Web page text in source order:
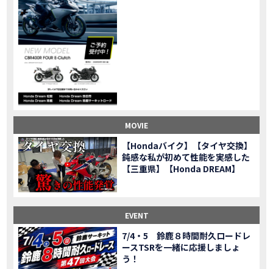
MOVIE 【ホンダドリーム鈴鹿サーキットロード】オープン当日イベントレポ！
MOVIE 【鈴鹿サーキットに近い！】ホンダドリーム鈴鹿サーキットロードOPEN！ #茉ひる
MOVIE CL500売却！X-ADVオーナーの素直な理由。〇〇で納得の買取してもらいました|Honda X-ADV
MOVIE 【梅本まどかさんコラボ】CIVIC TYPE R♪スタッフオススメの鈴鹿ドライブへ！【後編】
MOVIE 憧れの大型バイク試乗！4輪走行は驚きの…【Honda GoldWing AfricaTwin】試乗会in鈴鹿ツインサーキット
【鈴鹿ツインサーキット】バイク＆クルマ夢のコラボイベント！「HCM２＆４サーキットフェス」レポ
MOVIE 全員初対面！バイク女子6人がツーリング行ったらwww
バイク女子6人でツーリング行った結果ww！後編
MOVIE 温泉1泊。いつもソロの女性ライダー、大人のマスツーリングへついていった【三重〜長野•茶臼山高原経由】Honda CL500
MOVIE 【梅本まどかさんコラボ】CIVIC TYPE R♪ スタッフオススメの鈴鹿ドライブへ！【前編】
MOVIE ＨＣＭ２＆４サーキットフェス2023 紹介動画②
MOVIE ＨＣＭ２＆４サーキットフェス2023 紹介動画①
Honda Dream 四日市のご紹介
MOVIE Honda Dream 鈴鹿のご紹介
MOVIE
Honda Dream 松阪のご紹介
２月１２日 牡蠣ツーリングフォトギャラリー
MOVIE
【Hondaバイク】【タイヤ交換】
鈍感な私が初めて性能を実感した
【三重県】【Honda DREAM】
EVENT
7/4・5 鈴鹿８時間耐久ロードレ
ースTSRを一緒に応援しましょ
う！